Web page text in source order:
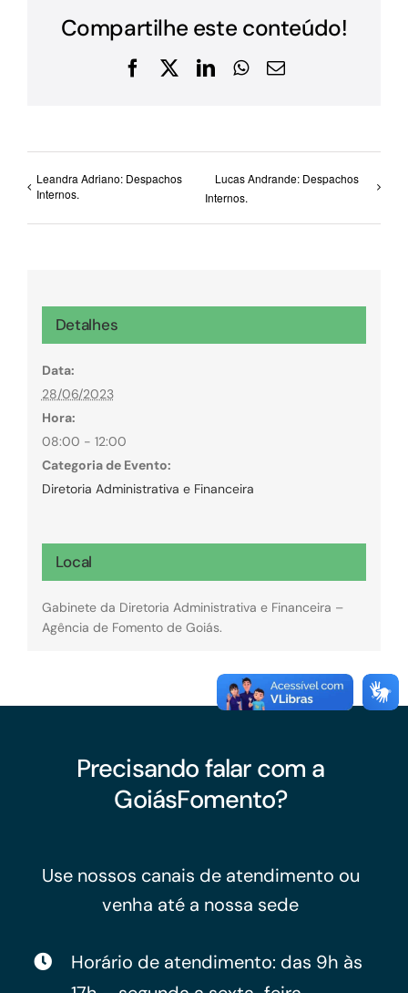
Compartilhe este conteúdo!
Facebook
X LinkedInWhatsApp
E-
Leandra Adriano: Despachos
Internos.
Lucas Andrande: Despachos
Internos.
Detalhes
Data:
28/06/2023
Hora:
08:00 - 12:00
Categoria de Evento:
Diretoria Administrativa e Financeira
Local
Gabinete da Diretoria Administrativa e Financeira –
Agência de Fomento de Goiás.
Precisando falar com a
GoiásFomento?
Use nossos canais de atendimento ou
venha até a nossa sede
Horário de atendimento: das 9h às